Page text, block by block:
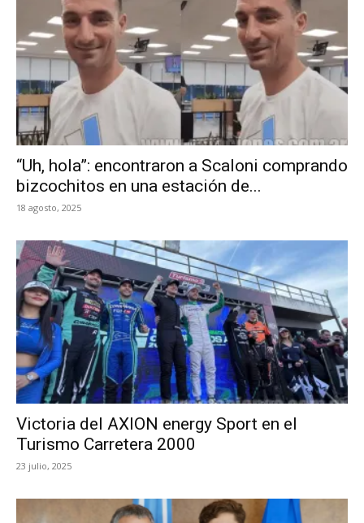
“Uh, hola”: encontraron a Scaloni comprando
bizcochitos en una estación de...
18 agosto, 2025
Victoria del AXION energy Sport en el
Turismo Carretera 2000
23 julio, 2025